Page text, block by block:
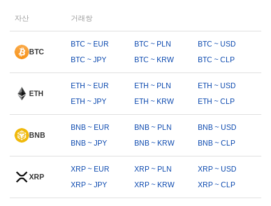
자산 거래쌍
BTC
BTC ~ EUR BTC ~ PLN
BTC ~ USD
BTC ~ JPY
BTC ~ KRW BTC ~ CLP
ETH
ETH ~ EUR ETH ~ PLN
ETH ~ USD
ETH ~ JPY
ETH ~ KRW ETH ~ CLP
BNB
BNB ~ EUR BNB ~ PLN
BNB ~ USD
BNB ~ JPY
BNB ~ KRW BNB ~ CLP
XRP
XRP ~ EUR XRP ~ PLN
XRP ~ USD
XRP ~ JPY
XRP ~ KRW XRP ~ CLP